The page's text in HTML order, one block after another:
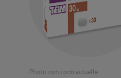
Photo non contractuelle